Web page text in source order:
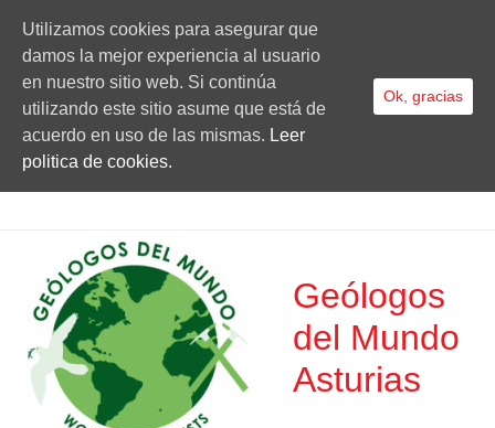
Geólogos
del Mundo
Asturias
Utilizamos cookies para asegurar que
damos la mejor experiencia al usuario
en nuestro sitio web. Si continúa
utilizando este sitio asume que está de
acuerdo en uso de las mismas. Leer
politica de cookies.
Ok, gracias